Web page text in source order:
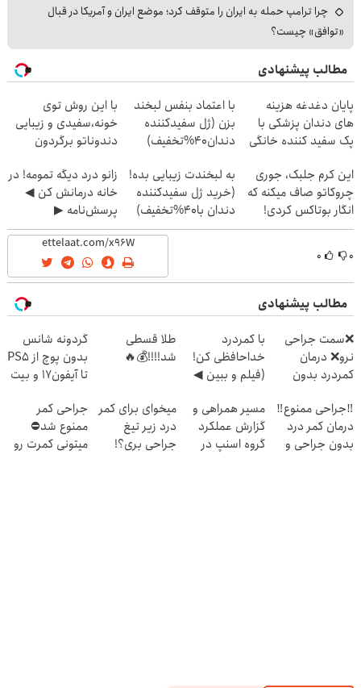
چرا ترامپ حمله به ایران را متوقف کرد؛ موضع ایران و آمریکا در قبال
«توافق» چیست؟
مطالب پیشنهادی
پایان دغدغه هزینه
های دندان پزشکی با
پک سفید کننده خانگی
با اعتماد بنفس لبخند
بزن (ژل سفیدکننده
دندان40%تخفیف)
با این روش توی
خونه،سفیدی و زیبایی
دندوناتو برگردون
این کرم جلبک، جوری
چروکاتو صاف میکنه که
انگار بوتاکس کردی!
(تخفیف ویژه)
به لبخندت زیبایی بده!
(خرید ژل سفیدکننده
دندان با40%تخفیف)
زانو درد دیگه تمومه! در
خانه درمانش کن ◀
پرسش‌نامه ▶
۰ ۰
مطالب پیشنهادی
❌سمت جراحی
نرو❌ درمان
کمردرد بدون
با کمردرد
خداحافظی کن!
(فیلم و ببین ◀
پرکن)
طلا قسطی
شد!!!!💰🔥
گردونه شانس
بدون پوچ از PS5
تا آیفون17 و بیت
‼️جراحی ممنوع‼️
درمان کمر درد
بدون جراحی و
مسیر همراهی و
گزارش عملکرد
گروه اسنپ در
میخوای برای کمر
درد زیر تیغ
جراحی بری؟!
جراحی کمر
ممنوع شد⛔
میتونی کمرت رو